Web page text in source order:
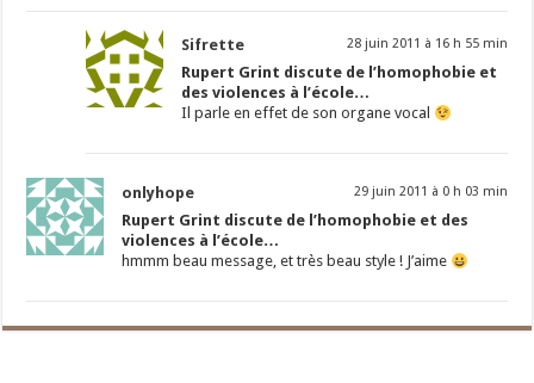
Sifrette 28 juin 2011 à 16 h 55 min
Rupert Grint discute de l’homophobie et
des violences à l’école…
Il parle en effet de son organe vocal
onlyhope 29 juin 2011 à 0 h 03 min
Rupert Grint discute de l’homophobie et des
violences à l’école…
hmmm beau message, et très beau style ! J’aime